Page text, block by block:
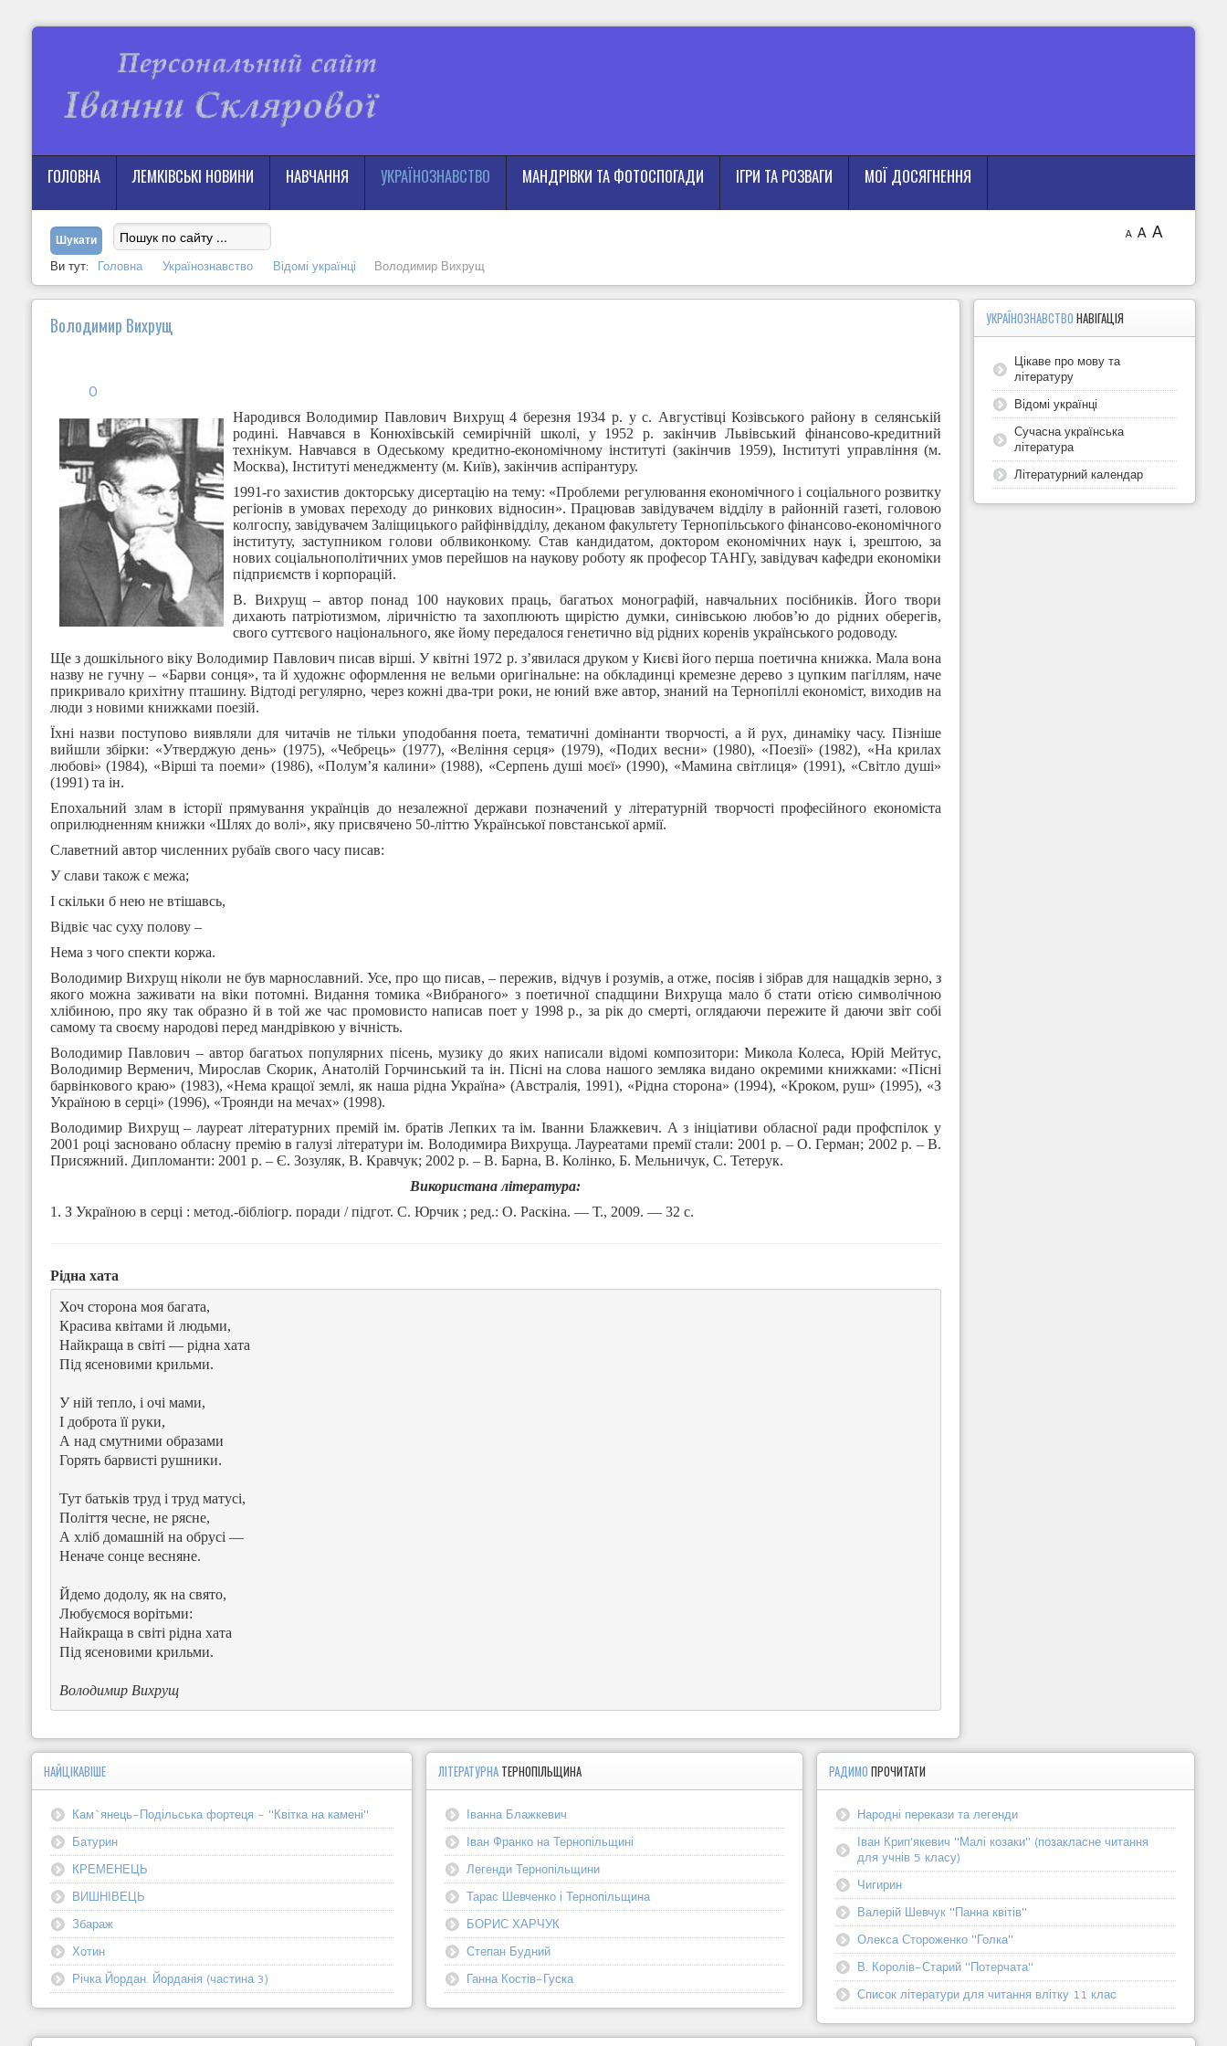
ГОЛОВНА ЛЕМКІВСЬКІ НОВИНИ НАВЧАННЯ УКРАЇНОЗНАВСТВО МАНДРІВКИ ТА ФОТОСПОГАДИ ІГРИ ТА РОЗВАГИ МОЇ ДОСЯГНЕННЯ
Ви тут: Головна Українознавство Відомі українці Володимир Вихрущ
A A A
Володимир Вихрущ
0
Народився Володимир Павлович Вихрущ 4 березня 1934 р. у с. Августівці Козівського району в селянській
родині. Навчався в Конюхівській семирічній школі, у 1952 р. закінчив Львівський фінансово-кредитний
технікум. Навчався в Одеському кредитно-економічному інституті (закінчив 1959), Інституті управління (м.
Москва), Інституті менеджменту (м. Київ), закінчив аспірантуру.
1991-го захистив докторську дисертацію на тему: «Проблеми регулювання економічного і соціального розвитку
регіонів в умовах переходу до ринкових відносин».Працював завідувачем відділу в районній газеті, головою
колгоспу, завідувачем Заліщицького райфінвідділу, деканом факультету Тернопільського фінансово-економічного
інституту, заступником голови облвиконкому. Став кандидатом, доктором економічних наук і, зрештою, за
нових соціальнополітичних умов перейшов на наукову роботу як професор ТАНГу, завідувач кафедри економіки
підприємств і корпорацій.
В. Вихрущ – автор понад 100 наукових праць, багатьох монографій, навчальних посібників. Його твори
дихають патріотизмом, ліричністю та захоплюють щирістю думки, синівською любов’ю до рідних оберегів,
свого суттєвого національного, яке йому передалося генетично від рідних коренів українського родоводу.
Ще з дошкільного віку Володимир Павлович писав вірші. У квітні 1972 р. з’явилася друком у Києві його перша поетична книжка. Мала вона
назву не гучну – «Барви сонця», та й художнє оформлення не вельми оригінальне: на обкладинці кремезне дерево з цупким пагіллям, наче
прикривало крихітну пташину. Відтоді регулярно, через кожні два-три роки, не юний вже автор, знаний на Тернопіллі економіст, виходив на
люди з новими книжками поезій.
Їхні назви поступово виявляли для читачів не тільки уподобання поета, тематичні домінанти творчості, а й рух, динаміку часу. Пізніше
вийшли збірки: «Утверджую день» (1975), «Чебрець» (1977), «Веління серця» (1979), «Подих весни» (1980), «Поезії» (1982), «На крилах
любові» (1984), «Вірші та поеми» (1986), «Полум’я калини» (1988), «Серпень душі моєї» (1990), «Мамина світлиця» (1991), «Світло душі»
(1991) та ін.
Епохальний злам в історії прямування українців до незалежної держави позначений у літературній творчості професійного економіста
оприлюдненням книжки «Шлях до волі», яку присвячено 50-літтю Української повстанської армії.
Славетний автор численних рубаїв свого часу писав:
У слави також є межа;
І скільки б нею не втішавсь,
Відвіє час суху полову –
Нема з чого спекти коржа.
Володимир Вихрущ ніколи не був марнославний. Усе, про що писав, – пережив, відчув і розумів, а отже, посіяв і зібрав для нащадків зерно, з
якого можна заживати на віки потомні. Видання томика «Вибраного» з поетичної спадщини Вихруща мало б стати отією символічною
хлібиною, про яку так образно й в той же час промовисто написав поет у 1998 р., за рік до смерті, оглядаючи пережите й даючи звіт собі
самому та своєму народові перед мандрівкою у вічність.
Володимир Павлович – автор багатьох популярних пісень, музику до яких написали відомі композитори: Микола Колеса, Юрій Мейтус,
Володимир Верменич, Мирослав Скорик, Анатолій Горчинський та ін. Пісні на слова нашого земляка видано окремими книжками: «Пісні
барвінкового краю» (1983), «Нема кращої землі, як наша рідна Україна» (Австралія, 1991), «Рідна сторона» (1994), «Кроком, руш» (1995), «З
Україною в серці» (1996), «Троянди на мечах» (1998).
Володимир Вихрущ – лауреат літературних премій ім. братів Лепких та ім. Іванни Блажкевич. А з ініціативи обласної ради профспілок у
2001 році засновано обласну премію в галузі літератури ім. Володимира Вихруща. Лауреатами премії стали: 2001 р. – О. Герман; 2002 р. – В.
Присяжний. Дипломанти: 2001 р. – Є. Зозуляк, В. Кравчук; 2002 р. – В. Барна, В. Колінко, Б. Мельничук, С. Тетерук.
Використана література:
1. З Україною в серці : метод.-бібліогр. поради / підгот. С. Юрчик ; ред.: О. Раскіна. — Т., 2009. — 32 с.
Рідна хата
Хоч сторона моя багата,
Красива квітами й людьми,
Найкраща в світі — рідна хата
Під ясеновими крильми.
У ній тепло, і очі мами,
І доброта її руки,
А над смутними образами
Горять барвисті рушники.
Тут батьків труд і труд матусі,
Поліття чесне, не рясне,
А хліб домашній на обрусі —
Неначе сонце весняне.
Йдемо додолу, як на свято,
Любуємося ворітьми:
Найкраща в світі рідна хата
Під ясеновими крильми.
Володимир Вихрущ
УКРАЇНОЗНАВСТВОНАВІГАЦІЯ
Цікаве про мову та
літературу
Відомі українці
Сучасна українська
література
Літературний календар
НАЙЦІКАВІШЕ
Кам`янець-Подільська фортеця - "Квітка на камені"
Батурин
КРЕМЕНЕЦЬ
ВИШНІВЕЦЬ
Збараж
Хотин
Річка Йордан. Йорданія (частина 3)
ЛІТЕРАТУРНА ТЕРНОПІЛЬЩИНА
Іванна Блажкевич
Іван Франко на Тернопільщині
Легенди Тернопільщини
Тарас Шевченко і Тернопільщина
БОРИС ХАРЧУК
Степан Будний
Ганна Костів-Гуска
РАДИМОПРОЧИТАТИ
Народні перекази та легенди
Іван Крип'якевич "Малі козаки" (позакласне читання
для учнів 5 класу)
Чигирин
Валерій Шевчук "Панна квітів"
Олекса Стороженко "Голка"
В. Королів-Старий "Потерчата"
Список літератури для читання влітку 11 клас